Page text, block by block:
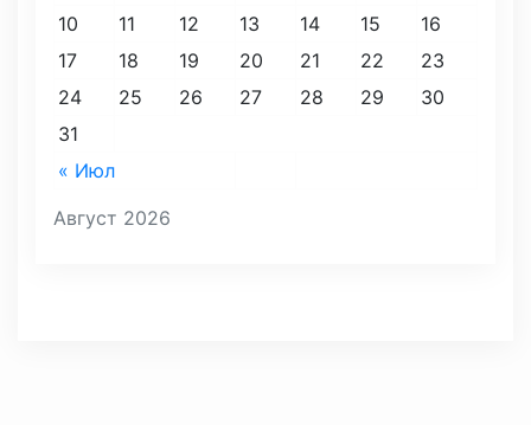
Август 2026
« Июл
10
11 12 13 14 15
16
17
18 19 20 21 22
23
24
25 26 27 28 29
30
31